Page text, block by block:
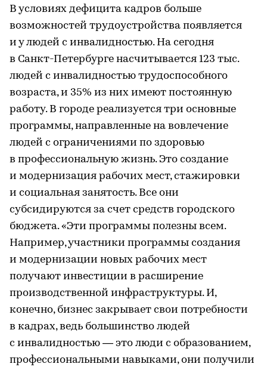
В условиях дефицита кадров больше
возможностей трудоустройства появляется
и у людей с инвалидностью. На сегодня
в Санкт-Петербурге насчитывается 123 тыс.
людей с инвалидностью трудоспособного
возраста, и 35% из них имеют постоянную
работу. В городе реализуется три основные
программы, направленные на вовлечение
людей с ограничениями по здоровью
в профессиональную жизнь. Это создание
и модернизация рабочих мест, стажировки
и социальная занятость. Все они
субсидируются за счет средств городского
бюджета. «Эти программы полезны всем.
Например, участники программы создания
и модернизации новых рабочих мест
получают инвестиции в расширение
производственной инфраструктуры. И,
конечно, бизнес закрывает свои потребности
в кадрах, ведь большинство людей
с инвалидностью — это люди с образованием,
профессиональными навыками, они получили